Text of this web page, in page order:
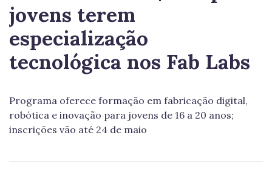
jovens terem
especialização
tecnológica nos Fab Labs
Programa oferece formação em fabricação digital,
robótica e inovação para jovens de 16 a 20 anos;
inscrições vão até 24 de maio